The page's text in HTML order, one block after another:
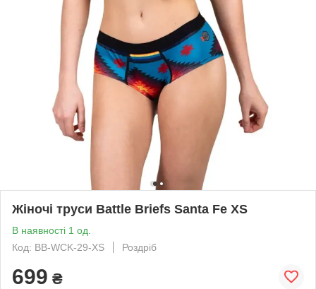
Жіночі труси Battle Briefs Santa Fe XS
В наявності 1 од.
Код: BB-WCK-29-XS
Роздріб
699 ₴